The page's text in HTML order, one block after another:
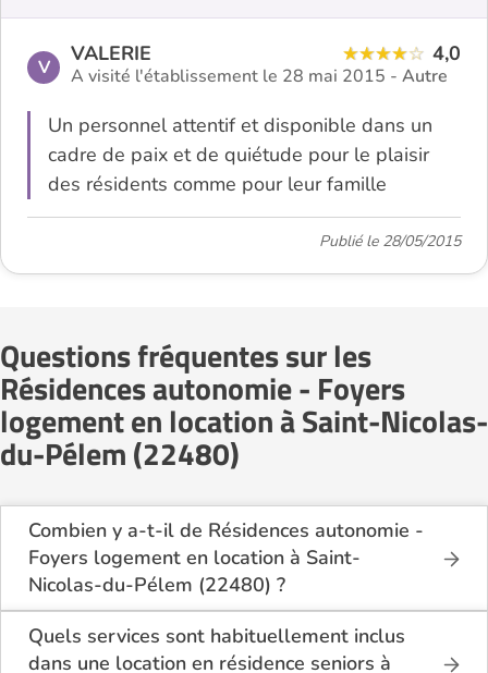
V
VALERIE 4,0
A visité l'établissement le 28 mai 2015 - Autre
Un personnel attentif et disponible dans un
cadre de paix et de quiétude pour le plaisir
des résidents comme pour leur famille
Publié le 28/05/2015
Questions fréquentes sur les
Résidences autonomie - Foyers
logement en location à Saint-Nicolas-
du-Pélem (22480)
Combien y a-t-il de Résidences autonomie -
Foyers logement en location à Saint-
Nicolas-du-Pélem (22480) ?
Sur le site Logement-seniors.com, on recense
actuellement 1 Résidences autonomie - Foyers
logement en location à Saint-Nicolas-du-Pélem
Quels services sont habituellement inclus
dans une location en résidence seniors à